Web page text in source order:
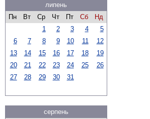
липень
Пн
Вт Ср Чт Пт Сб
Нд
1
2 3 4
5
6
7 8 9 10 11
12
13
14 15 16 17 18
19
20
21 22 23 24 25
26
27
28 29 30 31
серпень